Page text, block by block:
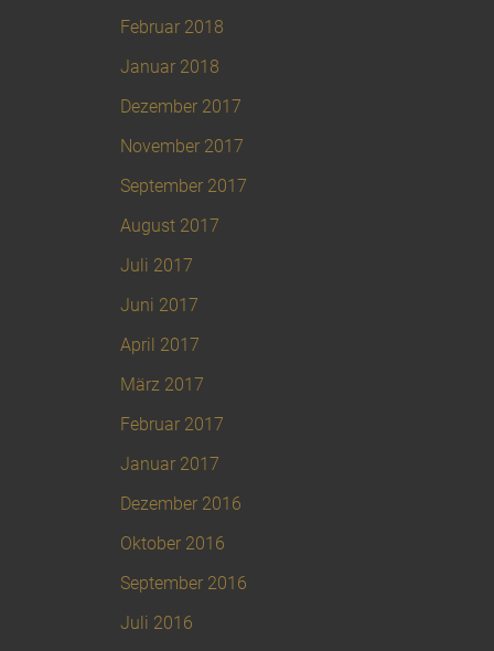
Februar 2018
Januar 2018
Dezember 2017
November 2017
September 2017
August 2017
Juli 2017
Juni 2017
April 2017
März 2017
Februar 2017
Januar 2017
Dezember 2016
Oktober 2016
September 2016
Juli 2016